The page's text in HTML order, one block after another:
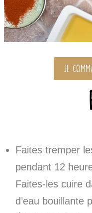
JE
Faites tremper
pendant 12
Faites-les cuire
d’eau bouillante